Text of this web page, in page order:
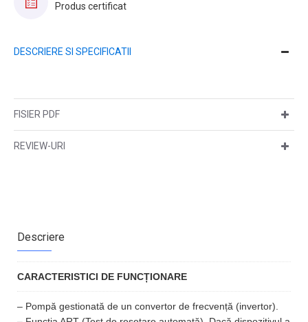
Produs certificat
DESCRIERE SI SPECIFICATII
FISIER PDF
REVIEW-URI
Descriere
CARACTERISTICI DE FUNCȚIONARE
– Pompă gestionată de un convertor de frecvență (invertor).